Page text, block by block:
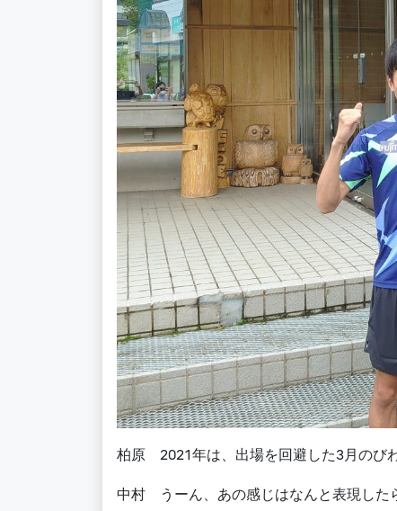
柏原 2021年は、出場を回避した3月のび
中村 うーん、あの感じはなんと表現した